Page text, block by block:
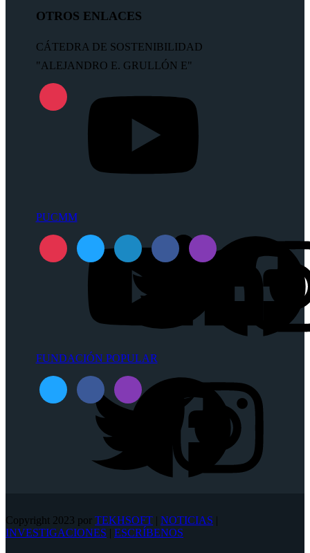
OTROS ENLACES
CÁTEDRA DE SOSTENIBILIDAD
"ALEJANDRO E. GRULLÓN E"
PUCMM
FUNDACIÓN POPULAR
Copyright 2023 por TEKHSOFT | NOTICIAS |
INVESTIGACIONES | ESCRÍBENOS